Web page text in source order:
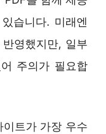
습니다. 미래엔
영했지만, 일부
주의가 필요합
트가 가장 우수